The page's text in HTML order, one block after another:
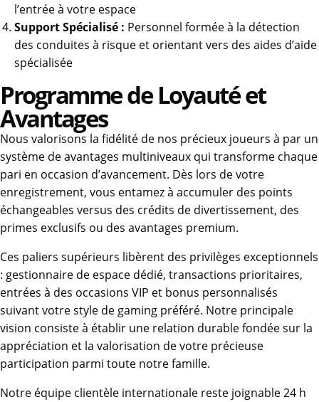
l’entrée à votre espace
Support Spécialisé : Personnel formée à la détection
des conduites à risque et orientant vers des aides d’aide
spécialisée
Programme de Loyauté et
Avantages
Nous valorisons la fidélité de nos précieux joueurs à par un
système de avantages multiniveaux qui transforme chaque
pari en occasion d’avancement. Dès lors de votre
enregistrement, vous entamez à accumuler des points
échangeables versus des crédits de divertissement, des
primes exclusifs ou des avantages premium.
Ces paliers supérieurs libèrent des privilèges exceptionnels
: gestionnaire de espace dédié, transactions prioritaires,
entrées à des occasions VIP et bonus personnalisés
suivant votre style de gaming préféré. Notre principale
vision consiste à établir une relation durable fondée sur la
appréciation et la valorisation de votre précieuse
participation parmi toute notre famille.
Notre équipe clientèle internationale reste joignable 24 h